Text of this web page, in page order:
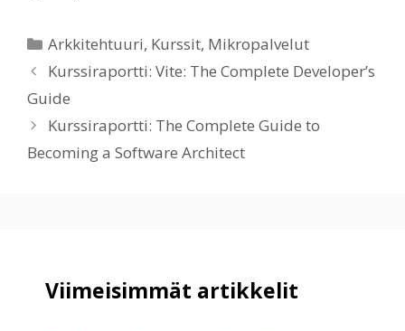
Kategoriat
Arkkitehtuuri, Kurssit, Mikropalvelut
Kurssiraportti: Vite: The Complete Developer’s
Guide
Kurssiraportti: The Complete Guide to
Becoming a Software Architect
Viimeisimmät artikkelit